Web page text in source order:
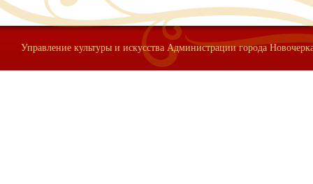
Управление культуры и искусства Администрации города